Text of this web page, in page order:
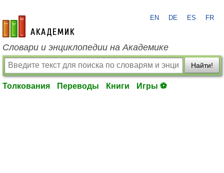
academic.ru
EN DE ES FR
Словари и энциклопедии на Академике
Найти!
Толкования Переводы Книги Игры ⚽